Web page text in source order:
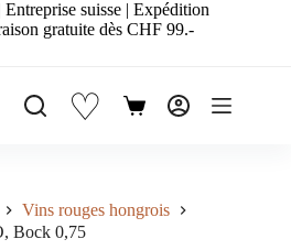
suisse | Expédition
gratuite dès CHF 99.-
♡
Panier
Vins rouges hongrois
Bock 0,75